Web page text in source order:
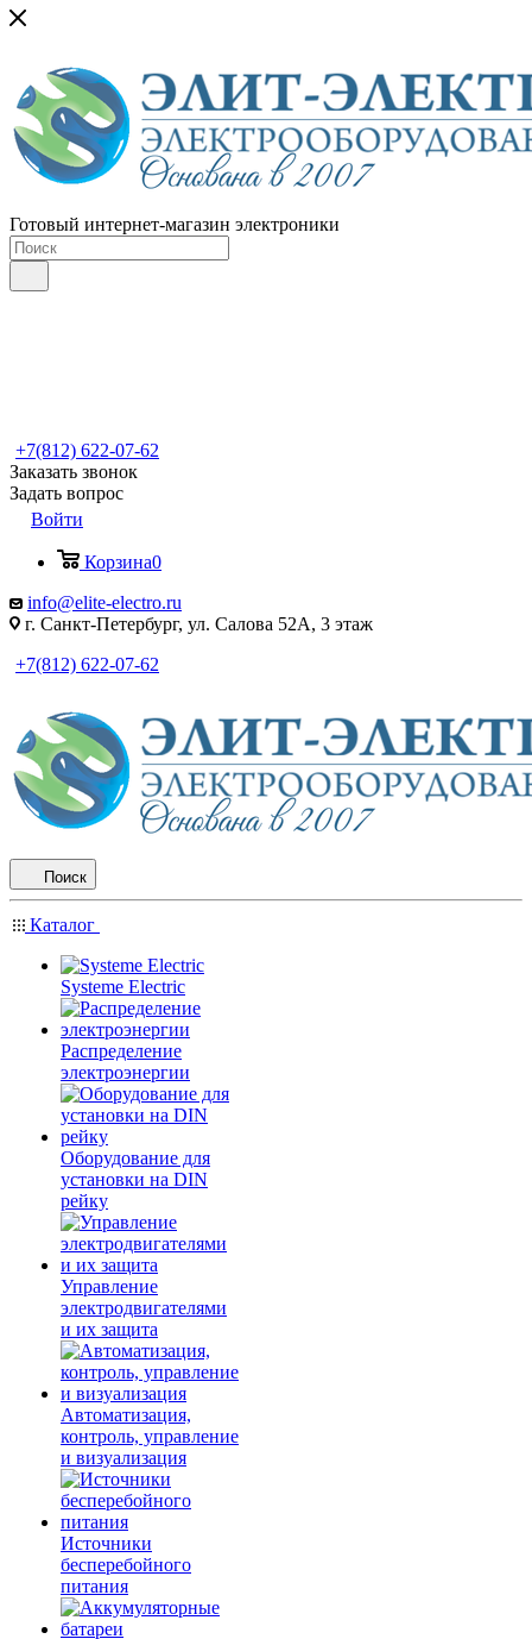
Готовый интернет-магазин электроники
+7(812) 622-07-62
Заказать звонок
Задать вопрос
Войти
Корзина0
info@elite-electro.ru
г. Санкт-Петербург, ул. Салова 52А, 3 этаж
+7(812) 622-07-62
Поиск
Каталог
Systeme Electric
Распределение
электроэнергии
Оборудование для
установки на DIN
рейку
Управление
электродвигателями
и их защита
Автоматизация,
контроль, управление
и визуализация
Источники
бесперебойного
питания